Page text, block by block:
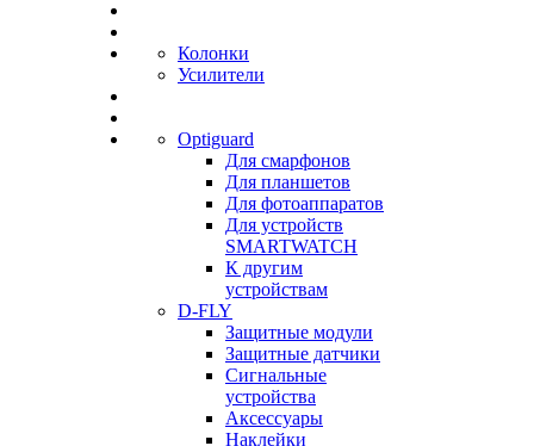
Колонки
Усилители
Optiguard
Для смарфонов
Для планшетов
Для фотоаппаратов
Для устройств
SMARTWATCH
К другим
устройствам
D-FLY
Защитные модули
Защитные датчики
Сигнальные
устройства
Аксессуары
Наклейки